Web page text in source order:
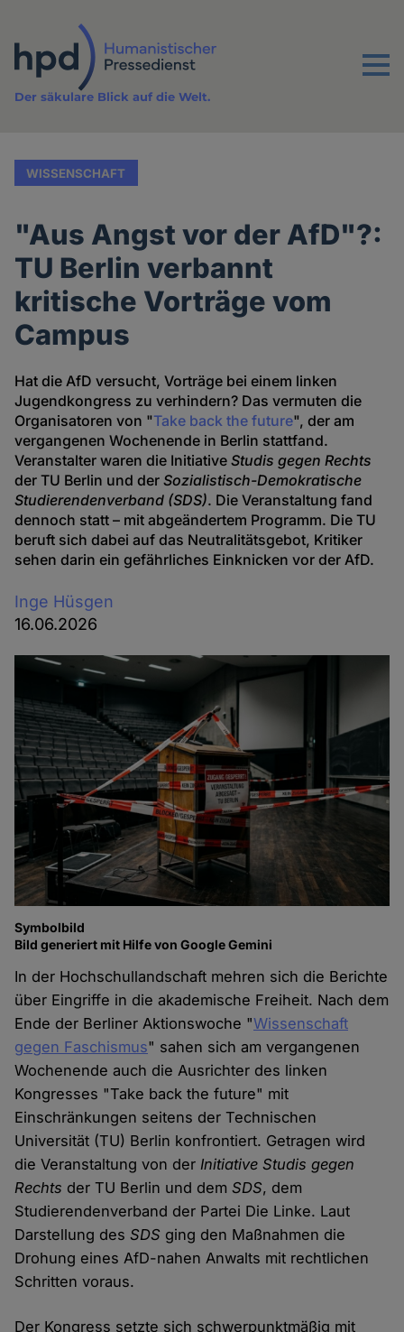
Inhalt
Menu
Der säkulare Blick auf die Welt.
WISSENSCHAFT
"Aus Angst vor der AfD"?:
TU Berlin verbannt
kritische Vorträge vom
Campus
Hat die AfD versucht, Vorträge bei einem linken
Jugendkongress zu verhindern? Das vermuten die
Organisatoren von "Take back the future", der am
vergangenen Wochenende in Berlin stattfand.
Veranstalter waren die InitiativeStudis gegen Rechts
der TU Berlin und derSozialistisch-Demokratische
Studierendenverband (SDS). Die Veranstaltung fand
dennoch statt – mit abgeändertem Programm. Die TU
beruft sich dabei auf das Neutralitätsgebot, Kritiker
sehen darin ein gefährliches Einknicken vor der AfD.
Inge Hüsgen
16.06.2026
Symbolbild
Bild generiert mit Hilfe von Google Gemini
In der Hochschullandschaft mehren sich die Berichte
über Eingriffe in die akademische Freiheit. Nach dem
Ende der Berliner Aktionswoche "Wissenschaft
gegen Faschismus" sahen sich am vergangenen
Wochenende auch die Ausrichter des linken
Kongresses "Take back the future" mit
Einschränkungen seitens der Technischen
Universität (TU) Berlin konfrontiert. Getragen wird
die Veranstaltung von der Initiative Studis gegen
Rechts der TU Berlin und demSDS, dem
Studierendenverband der Partei Die Linke. Laut
Darstellung desSDS ging den Maßnahmen die
Drohung eines AfD-nahen Anwalts mit rechtlichen
Schritten voraus.
Der Kongress setzte sich schwerpunktmäßig mit